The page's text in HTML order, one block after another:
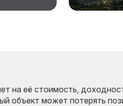
на её стоимость,
объект может потерять